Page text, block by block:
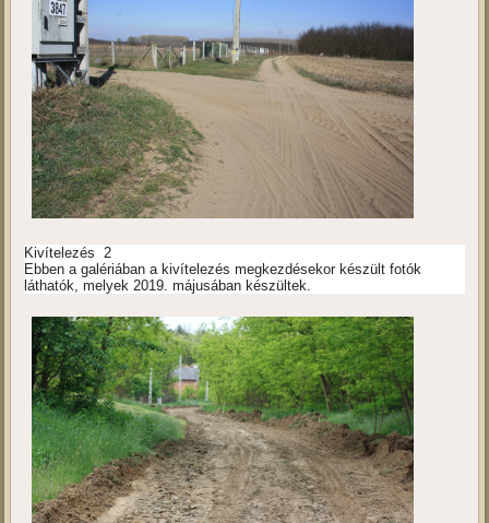
Kivítelezés 2
Ebben a galériában a kivítelezés megkezdésekor készült fotók
láthatók, melyek 2019. májusában készültek.